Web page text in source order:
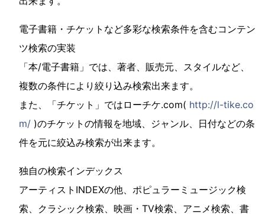
電子書籍・チケットなど多彩な検索条件を含むコンテン
ツ検索の実装
「本/電子書籍」では、著者、販売元、スタイルなど、
複数の条件により絞り込み検索出来ます。
また、「チケット」ではローチケ.com( http://l-tike.co
m/ )のチケットの情報を地域、ジャンル、日付などの条
件を元に絞込み検索が出来ます。
独自の検索インデックス
アーティストINDEXの他、ポピュラーミュージック検
索、クラシック検索、映画・TV検索、アニメ検索、書